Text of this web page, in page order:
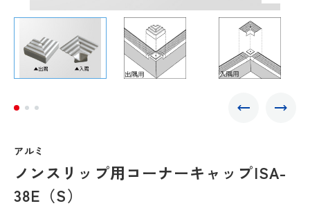
アルミ
ノンスリップ用コーナーキャップISA-
38E（S）